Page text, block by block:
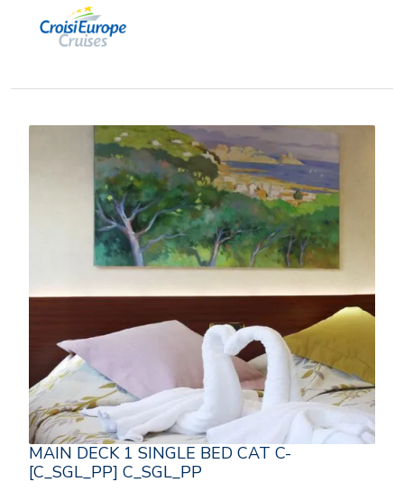
MAIN DECK 1 SINGLE BED CAT C-
[C_SGL_PP] C_SGL_PP